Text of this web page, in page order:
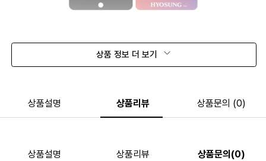
상품 정보 더 보기
상품설명 상품리뷰 상품문의 (0)
상품설명 상품리뷰 상품문의(0)